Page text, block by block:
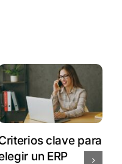
clave para
un ERP